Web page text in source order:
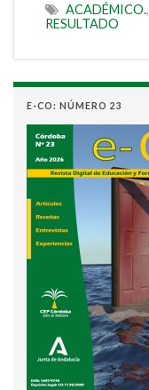
ACADÉMICO.,
RESULTADO
E-CO: NÚMERO 23